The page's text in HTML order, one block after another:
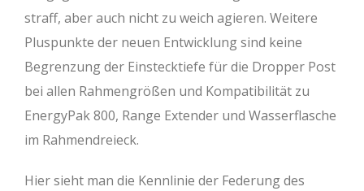
straff, aber auch nicht zu weich agieren. Weitere
Pluspunkte der neuen Entwicklung sind keine
Begrenzung der Einstecktiefe für die Dropper Post
bei allen Rahmengrößen und Kompatibilität zu
EnergyPak 800, Range Extender und Wasserflasche
im Rahmendreieck.
Hier sieht man die Kennlinie der Federung des